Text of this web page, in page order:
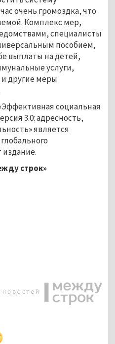
очень громоздка, что
Комплекс мер,
специалисты
пособием,
выплаты на детей,
услуги,
и другие меры
социальная
3.0: адресность,
является
издание.
строк»